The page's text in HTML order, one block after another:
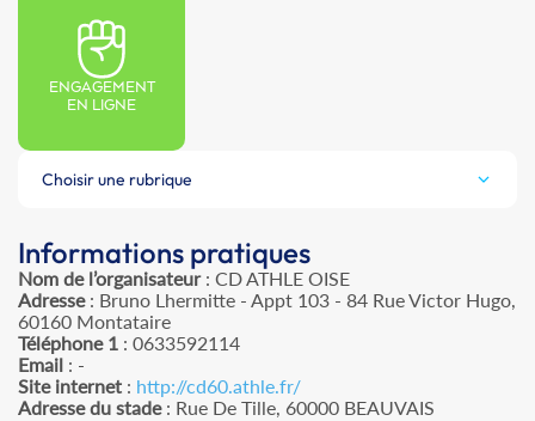
ENGAGEMENT
EN LIGNE
Choisir une rubrique
Informations pratiques
Nom de l’organisateur: CD ATHLE OISE
Adresse: Bruno Lhermitte - Appt 103 - 84 Rue Victor Hugo,
60160 Montataire
Téléphone 1 : 0633592114
Email : -
Site internet : http://cd60.athle.fr/
Adresse du stade: Rue De Tille, 60000 BEAUVAIS